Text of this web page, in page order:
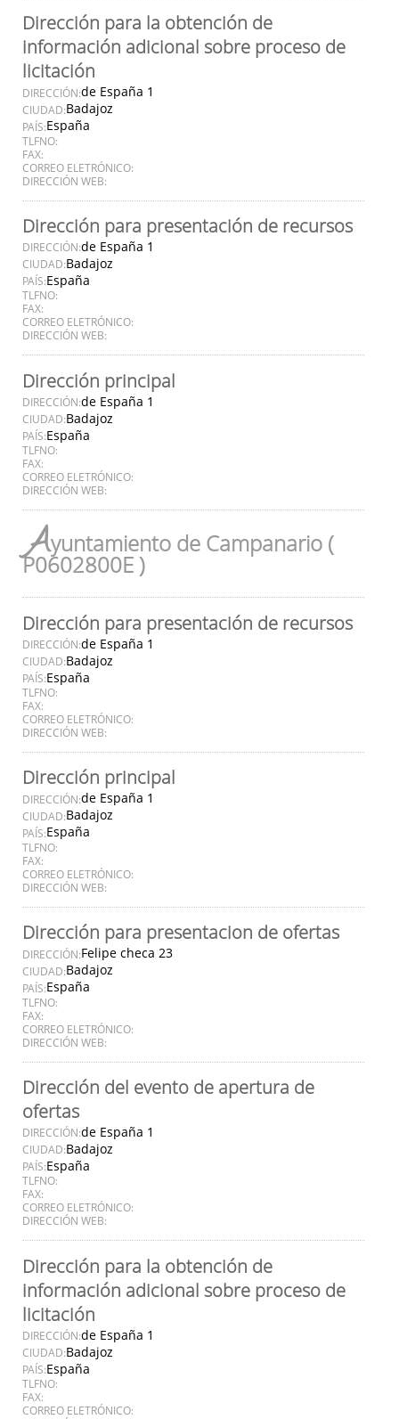
Dirección para la obtención de
información adicional sobre proceso de
licitación
DIRECCIÓN:de España 1
CIUDAD:Badajoz
PAÍS:España
TLFNO:
FAX:
CORREO ELETRÓNICO:
DIRECCIÓN WEB:
Dirección para presentación de recursos
DIRECCIÓN:de España 1
CIUDAD:Badajoz
PAÍS:España
TLFNO:
FAX:
CORREO ELETRÓNICO:
DIRECCIÓN WEB:
Dirección principal
DIRECCIÓN:de España 1
CIUDAD:Badajoz
PAÍS:España
TLFNO:
FAX:
CORREO ELETRÓNICO:
DIRECCIÓN WEB:
Ayuntamiento de Campanario (
P0602800E )
Dirección para presentación de recursos
DIRECCIÓN:de España 1
CIUDAD:Badajoz
PAÍS:España
TLFNO:
FAX:
CORREO ELETRÓNICO:
DIRECCIÓN WEB:
Dirección principal
DIRECCIÓN:de España 1
CIUDAD:Badajoz
PAÍS:España
TLFNO:
FAX:
CORREO ELETRÓNICO:
DIRECCIÓN WEB:
Dirección para presentacion de ofertas
DIRECCIÓN:Felipe checa 23
CIUDAD:Badajoz
PAÍS:España
TLFNO:
FAX:
CORREO ELETRÓNICO:
DIRECCIÓN WEB:
Dirección del evento de apertura de
ofertas
DIRECCIÓN:de España 1
CIUDAD:Badajoz
PAÍS:España
TLFNO:
FAX:
CORREO ELETRÓNICO:
DIRECCIÓN WEB:
Dirección para la obtención de
información adicional sobre proceso de
licitación
DIRECCIÓN:de España 1
CIUDAD:Badajoz
PAÍS:España
TLFNO:
FAX:
CORREO ELETRÓNICO: